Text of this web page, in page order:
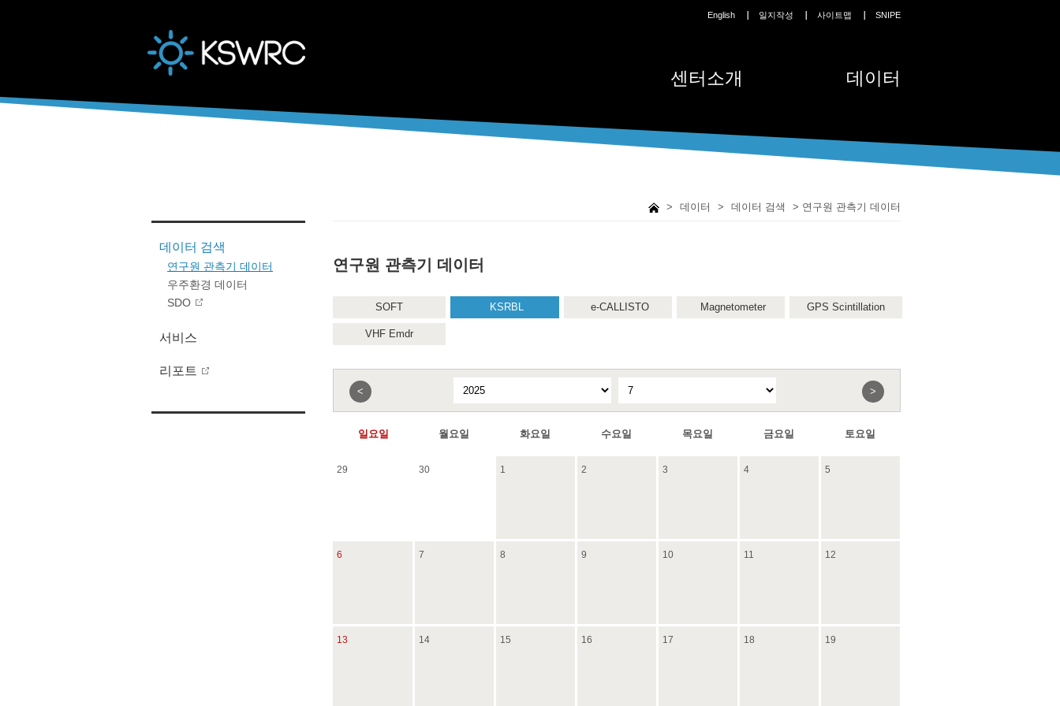
English 일지작성 사이트맵 SNIPE
센터소개 데이터
데이터 검색
연구원 관측기 데이터
우주환경 데이터
SDO
서비스
리포트
> 데이터 > 데이터 검색 > 연구원 관측기 데이터
연구원 관측기 데이터
SOFT KSRBL e-CALLISTO Magnetometer GPS Scintillation
VHF Emdr
< >
일요일 월요일 화요일 수요일 목요일 금요일 토요일
29 30 1 2 3 4 5
6 7 8 9 10 11 12
13 14 15 16 17 18 19